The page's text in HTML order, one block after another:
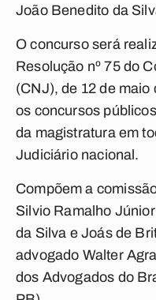
João Benedito da
O concurso será
Resolução nº 75 do
(CNJ), de 12 de maio
os concursos
da magistratura em
Judiciário nacional.
Compõem a
Silvio Ramalho
da Silva e Joás de
advogado Walter
dos Advogados do